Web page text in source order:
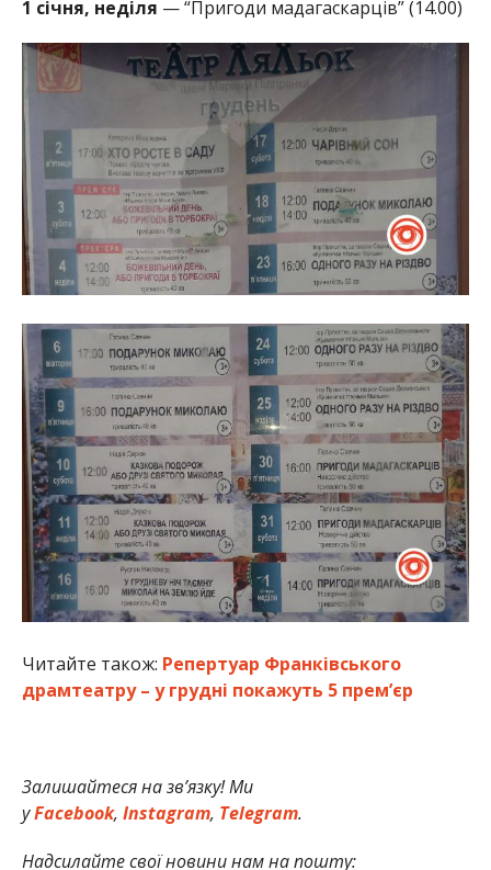
1 січня, неділя — “Пригоди мадагаскарців” (14.00)
Читайте також: Репертуар Франківського
драмтеатру – у грудні покажуть 5 прем’єр
Залишайтеся на зв’язку! Ми
уFacebook, Instagram, Telegram.
Надсилайте свої новини нам на пошту: